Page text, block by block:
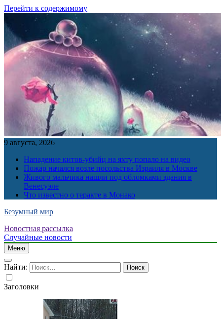
Перейти к содержимому
9 августа, 2026
Нападение китов-убийц на яхту попало на видео
Пожар начался возле посольства Израиля в Москве
Живого мальчика нашли под обломками здания в
Венесуэле
Что известно о теракте в Монако
Безумный мир
Новостная рассылка
Случайные новости
Меню
Найти:
Заголовки